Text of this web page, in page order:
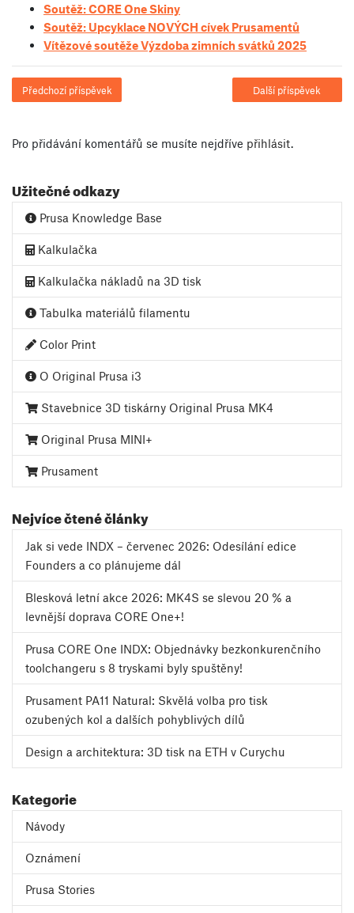
Soutěž: CORE One Skiny
Soutěž: Upcyklace NOVÝCH cívek Prusamentů
Vítězové soutěže Výzdoba zimních svátků 2025
Předchozí příspěvek Další příspěvek
Pro přidávání komentářů se musíte nejdříve přihlásit.
Užitečné odkazy
Prusa Knowledge Base
Kalkulačka
Kalkulačka nákladů na 3D tisk
Tabulka materiálů filamentu
Color Print
O Original Prusa i3
Stavebnice 3D tiskárny Original Prusa MK4
Original Prusa MINI+
Prusament
Nejvíce čtené články
Jak si vede INDX – červenec 2026: Odesílání edice
Founders a co plánujeme dál
Blesková letní akce 2026: MK4S se slevou 20 % a
levnější doprava CORE One+!
Prusa CORE One INDX: Objednávky bezkonkurenčního
toolchangeru s 8 tryskami byly spuštěny!
Prusament PA11 Natural: Skvělá volba pro tisk
ozubených kol a dalších pohyblivých dílů
Design a architektura: 3D tisk na ETH v Curychu
Kategorie
Návody
Oznámení
Prusa Stories